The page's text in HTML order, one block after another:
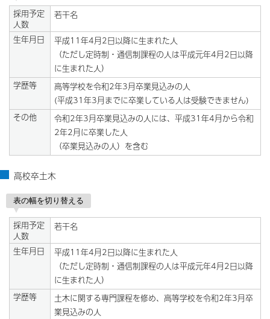
採用予定
人数
若干名
生年月日
平成11年4月2日以降に生まれた人
（ただし定時制・通信制課程の人は平成元年4月2日以降
に生まれた人）
学歴等
高等学校を令和2年3月卒業見込みの人
(平成31年3月までに卒業している人は受験できません)
その他
令和2年3月卒業見込みの人には、平成31年4月から令和
2年2月に卒業した人
（卒業見込みの人）を含む
高校卒土木
表の幅を切り替える
採用予定
人数
若干名
生年月日
平成11年4月2日以降に生まれた人
（ただし定時制・通信制課程の人は平成元年4月2日以降
に生まれた人）
学歴等
土木に関する専門課程を修め、高等学校を令和2年3月卒
業見込みの人